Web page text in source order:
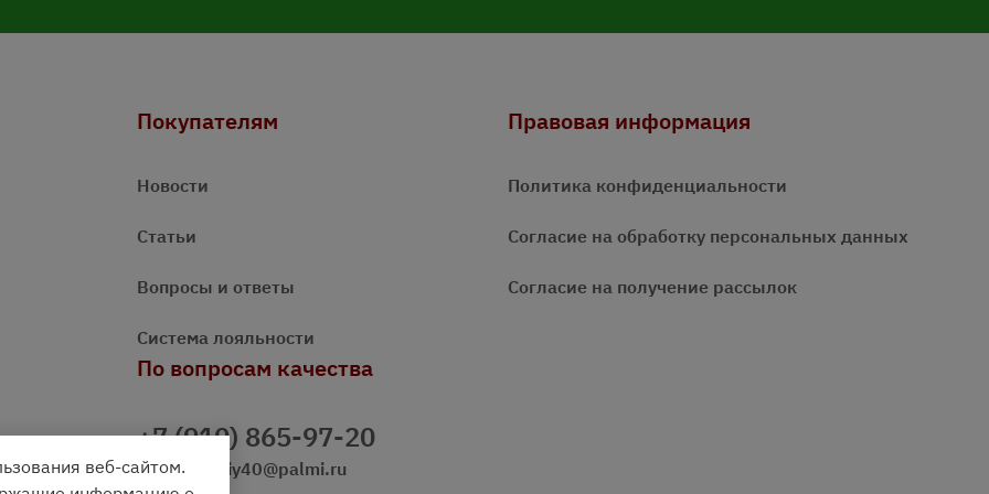
Покупателям
Новости
Статьи
Вопросы и ответы
Система лояльности
Правовая информация
Политика конфиденциальности
Согласие на обработку персональных данных
Согласие на получение рассылок
По вопросам качества
+7 (910) 865-97-20
prazdnichniy40@palmi.ru
веб-сайтом.